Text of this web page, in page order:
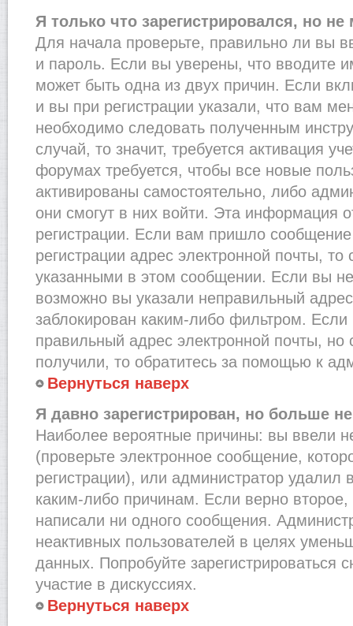
Я только что зарегистрировался, но не
Для начала проверьте, правильно ли вы
и пароль. Если вы уверены, что вводите
может быть одна из двух причин. Если
и вы при регистрации указали, что вам
необходимо следовать полученным
случай, то значит, требуется активация
форумах требуется, чтобы все новые
активированы самостоятельно, либо
они смогут в них войти. Эта информация
регистрации. Если вам пришло
регистрации адрес электронной почты, то
указанными в этом сообщении. Если вы
возможно вы указали неправильный
заблокирован каким-либо фильтром.
правильный адрес электронной почты, но
получили, то обратитесь за помощью к
Вернуться наверх
Я давно зарегистрирован, но больше
Наиболее вероятные причины: вы ввели
(проверьте электронное сообщение,
регистрации), или администратор удалил
каким-либо причинам. Если верно
написали ни одного сообщения.
неактивных пользователей в целях
данных. Попробуйте зарегистрироваться
участие в дискуссиях.
Вернуться наверх